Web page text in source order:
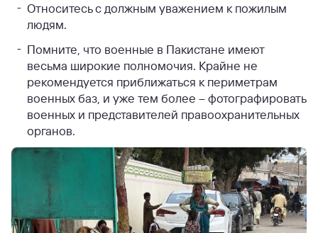
Относитесь с должным уважением к пожилым
людям.
Помните, что военные в Пакистане имеют
весьма широкие полномочия. Крайне не
рекомендуется приближаться к периметрам
военных баз, и уже тем более – фотографировать
военных и представителей правоохранительных
органов.